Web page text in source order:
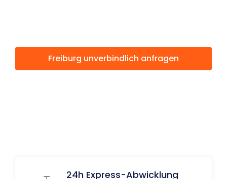
Freiburg unverbindlich anfragen
24h Express-Abwicklung